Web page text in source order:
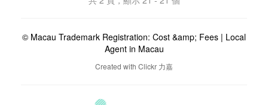
© Macau Trademark Registration: Cost &amp; Fees | Local
Agent in Macau
Created with Clickr 力嘉